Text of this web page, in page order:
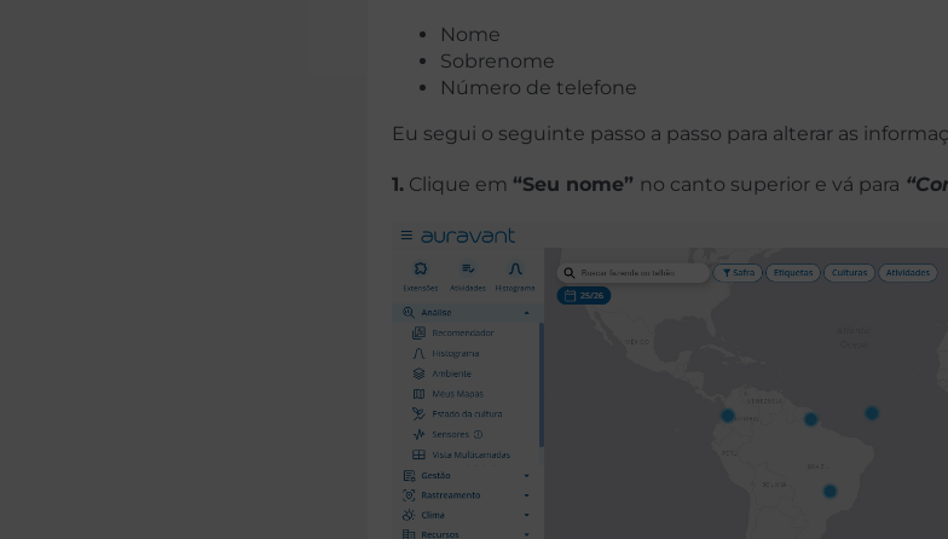
Nome
Sobrenome
Número de telefone
Eu segui o seguinte passo a passo para alterar as
1.Clique em “Seu nome” no canto superior e vá para